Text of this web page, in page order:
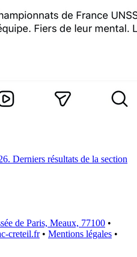
Derniers résultats de la section
de Paris, Meaux, 77100 •
creteil.fr • Mentions légales •